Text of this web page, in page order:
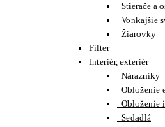
Stierače a
Vonkajšie
Žiarovky
Filter
Interiér, exteriér
Nárazníky
Obloženie
Obloženie
Sedadlá